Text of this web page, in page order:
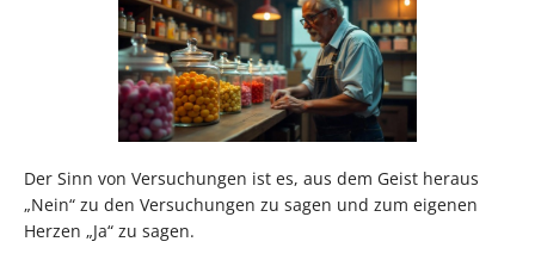
Der Sinn von Versuchungen ist es, aus dem Geist heraus
„Nein“ zu den Versuchungen zu sagen und zum eigenen
Herzen „Ja“ zu sagen.